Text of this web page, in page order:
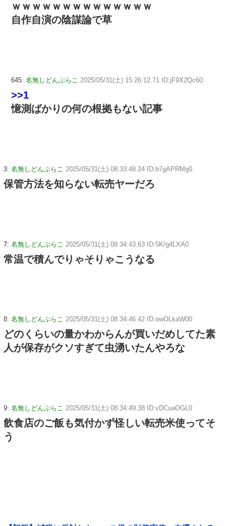
ｗｗｗｗｗｗｗｗｗｗｗｗｗｗ
自作自演の陰謀論で草
645: 名無しどんぶらこ 2025/05/31(土) 15:26:12.71 ID:jF9X2Qc60
>>1
憶測ばかりの何の根拠もない記事
3: 名無しどんぶらこ 2025/05/31(土) 08:33:48.24 ID:b7gAPRMg0
保管方法を知らない転売ヤーだろ
7: 名無しどんぶらこ 2025/05/31(土) 08:34:43.63 ID:5K/g4LXA0
常温で積んでりゃそりゃこうなる
8: 名無しどんぶらこ 2025/05/31(土) 08:34:46.42 ID:owOLkaW00
どのくらいの量かわからんが買いだめしてた素
人が保存がクソすぎて虫湧いたんやろな
9: 名無しどんぶらこ 2025/05/31(土) 08:34:49.38 ID:vDCuaOGL0
飲食店のご飯も気付かず怪しい転売米使ってそ
う